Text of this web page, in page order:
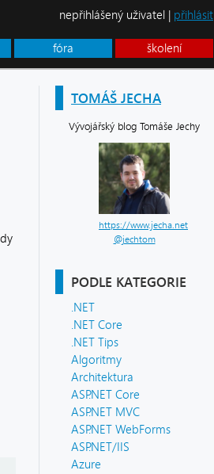
fóra školení
nepřihlášený uživatel | přihlásit
TOMÁŠ JECHA
Vývojářský blog Tomáše Jechy
https://www.jecha.net
@jechtom
PODLE KATEGORIE
.NET
.NET Core
.NET Tips
Algoritmy
Architektura
ASP.NET Core
ASP.NET MVC
ASP.NET WebForms
ASP.NET/IIS
Azure